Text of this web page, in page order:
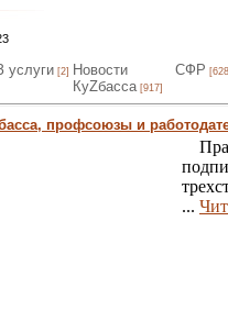
услуги [2]
Новости
КуZбасса [917]
СФР
профсоюзы и
...